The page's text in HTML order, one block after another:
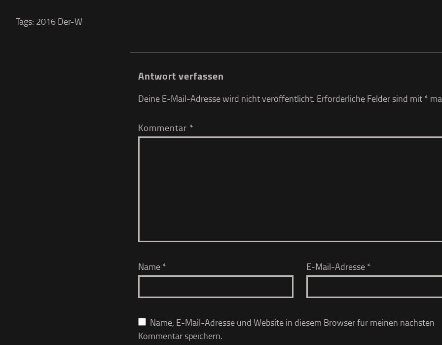
Tags: 2016 Der-W
Antwort verfassen
Deine E-Mail-Adresse wird nicht veröffentlicht. Erforderliche Felder sind mit *
Kommentar *
Name * E-Mail-Adresse *
Name, E-Mail-Adresse und Website in diesem Browser für meinen nächsten
Kommentar speichern.